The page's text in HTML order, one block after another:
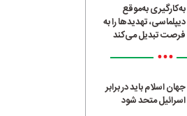
به‌کارگیری به‌موقع
دیپلماسی، تهدیدها را به
فرصت تبدیل می‌کند
•••
جهان اسلام باید در برابر
اسرائیل متحد شود